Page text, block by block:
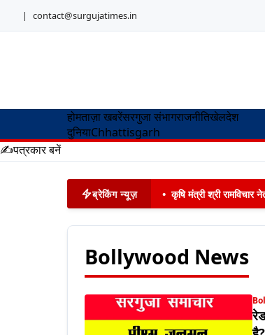
| contact@surgujatimes.in
होमताज़ा खबरेंसरगुजा संभागराजनीतिखेलदेश
दुनियाChhattisgarh
✍️पत्रकार बनें
ब्रेकिंग न्यूज़ • कृषि मंत्री श्री
Bollywood News